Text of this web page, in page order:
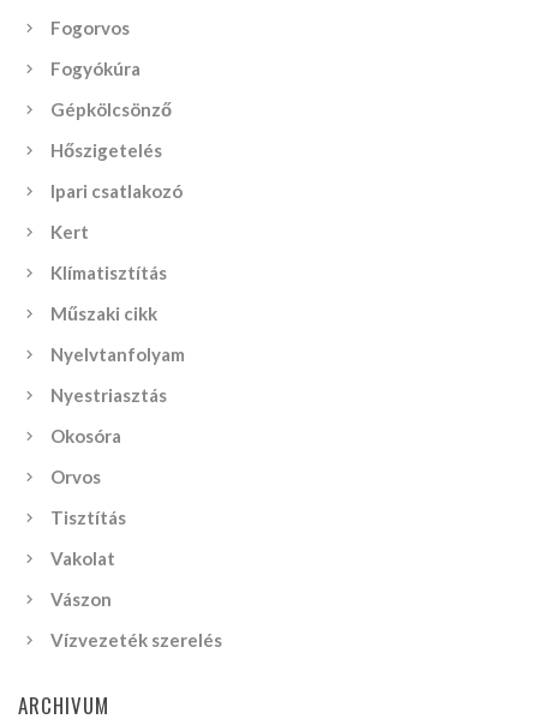
Fogorvos
Fogyókúra
Gépkölcsönző
Hőszigetelés
Ipari csatlakozó
Kert
Klímatisztítás
Műszaki cikk
Nyelvtanfolyam
Nyestriasztás
Okosóra
Orvos
Tisztítás
Vakolat
Vászon
Vízvezeték szerelés
ARCHIVUM